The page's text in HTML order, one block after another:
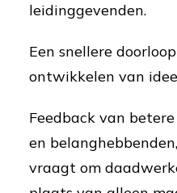
leidinggevenden.
Een snellere
ontwikkelen van
Feedback van
en
vraagt om